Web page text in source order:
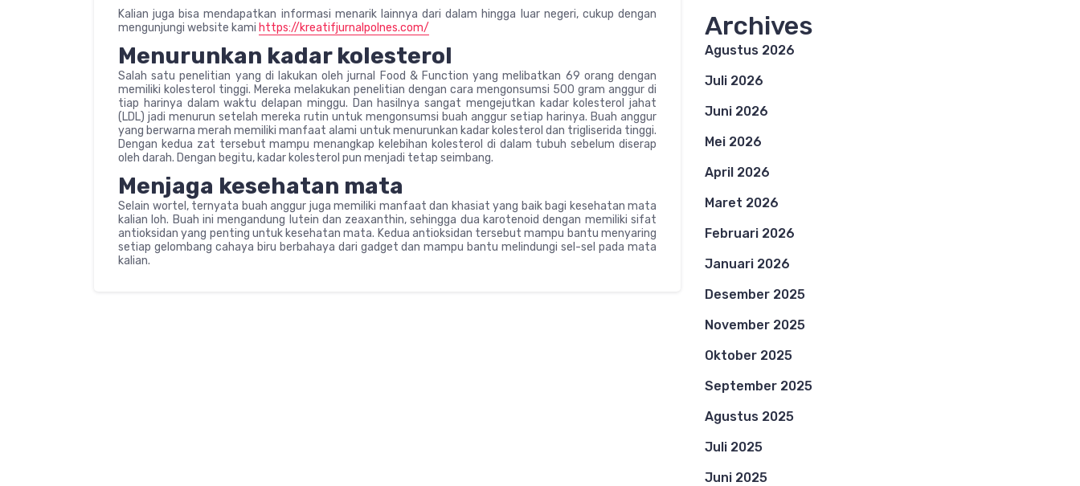
Kalian juga bisa mendapatkan informasi menarik lainnya dari dalam hingga luar negeri, cukup dengan
mengunjungi website kami https://kreatifjurnalpolnes.com/
Menurunkan kadar kolesterol
Salah satu penelitian yang di lakukan oleh jurnal Food & Function yang melibatkan 69 orang dengan
memiliki kolesterol tinggi. Mereka melakukan penelitian dengan cara mengonsumsi 500 gram anggur di
tiap harinya dalam waktu delapan minggu. Dan hasilnya sangat mengejutkan kadar kolesterol jahat
(LDL) jadi menurun setelah mereka rutin untuk mengonsumsi buah anggur setiap harinya. Buah anggur
yang berwarna merah memiliki manfaat alami untuk menurunkan kadar kolesterol dan trigliserida tinggi.
Dengan kedua zat tersebut mampu menangkap kelebihan kolesterol di dalam tubuh sebelum diserap
oleh darah. Dengan begitu, kadar kolesterol pun menjadi tetap seimbang.
Menjaga kesehatan mata
Selain wortel, ternyata buah anggur juga memiliki manfaat dan khasiat yang baik bagi kesehatan mata
kalian loh. Buah ini mengandung lutein dan zeaxanthin, sehingga dua karotenoid dengan memiliki sifat
antioksidan yang penting untuk kesehatan mata. Kedua antioksidan tersebut mampu bantu menyaring
setiap gelombang cahaya biru berbahaya dari gadget dan mampu bantu melindungi sel-sel pada mata
kalian.
Archives
Agustus 2026
Juli 2026
Juni 2026
Mei 2026
April 2026
Maret 2026
Februari 2026
Januari 2026
Desember 2025
November 2025
Oktober 2025
September 2025
Agustus 2025
Juli 2025
Juni 2025